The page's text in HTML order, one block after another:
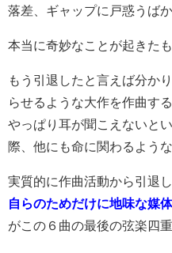
落差、ギャップに戸惑うばか
本当に奇妙なことが起きたも
もう引退したと言えば分か
らせるような大作を作曲す
やっぱり耳が聞こえないと
際、他にも命に関わるよう
実質的に作曲活動から引退
自らのためだけに地味な媒
がこの６曲の最後の弦楽四